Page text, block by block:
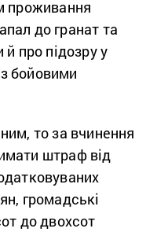
проживання
до гранат та
про підозру у
бойовими
то за вчинення
штраф від
громадські
до двохсот